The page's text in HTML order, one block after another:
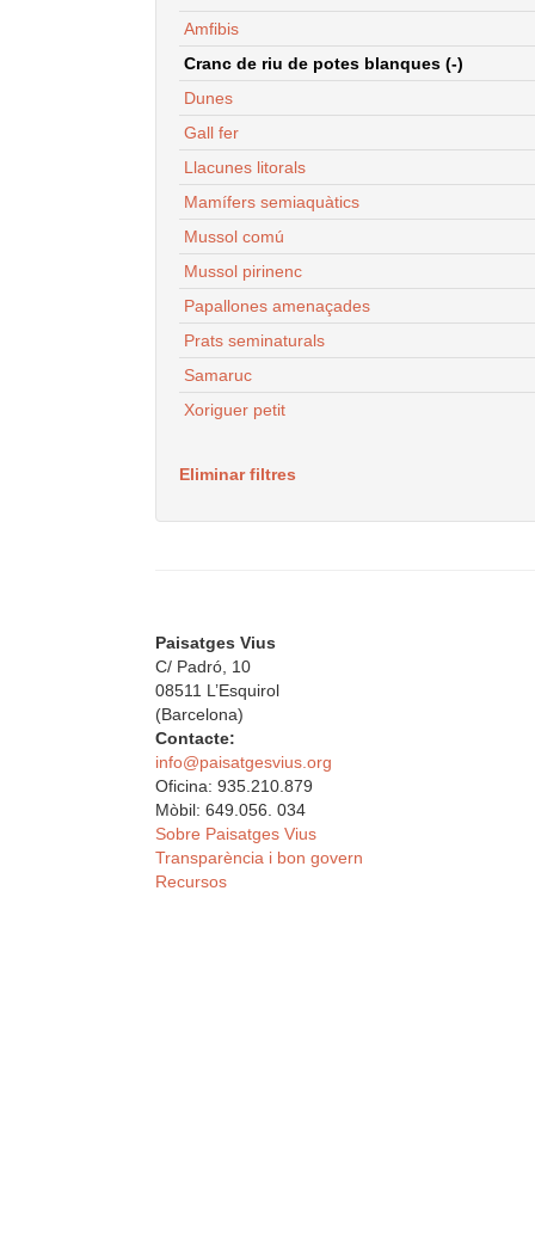
Amfibis
Cranc de riu de potes blanques (-)
Dunes
Gall fer
Llacunes litorals
Mamífers semiaquàtics
Mussol comú
Mussol pirinenc
Papallones amenaçades
Prats seminaturals
Samaruc
Xoriguer petit
Eliminar filtres
Paisatges Vius
C/ Padró, 10
08511 L’Esquirol
(Barcelona)
Contacte:
info@paisatgesvius.org
Oficina: 935.210.879
Mòbil: 649.056. 034
Sobre Paisatges Vius
Transparència i bon govern
Recursos